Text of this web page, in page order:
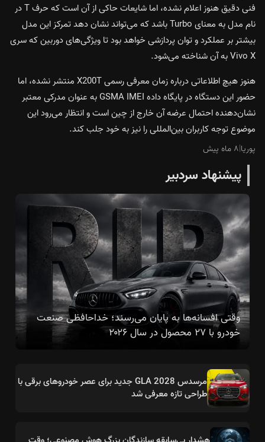
فنی دقیق هنوز اعلام نشده، اما شایعات حاکی از آن است که حرف T در
نام مدل به معنای Turbo باشد که می‌تواند نشان دهد تمرکز این مدل
بیشتر بر عملکرد و توان پردازشی خواهد بود تا ویژگی‌های دوربین که سری
Vivo X به آن شناخته می‌شود.
هنوز هیچ اطلاعاتی درباره زمان معرفی رسمی X200T منتشر نشده، اما
حضور این دستگاه در پایگاه داده GSMA IMEI به عنوان مدرکی معتبر
نشان‌دهنده احتمال عرضه آن خارج از چین است و انتظار می‌رود این
موضوع توجه کاربران بین‌المللی را نیز به خود جلب کند.
پوریا|۸ ماه پیش
پیشنهاد سردبیر
وقتی افسانه‌ها به پایان می‌رسند؛ خداحافظی صنعت
خودرو با ۲۷ محصول در سال ۲۰۲۶
مرسدس GLA 2028 جدید برای عصر خودروهای برقی با
طراحی تازه معرفی شد